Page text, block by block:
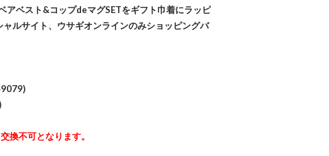
アベスト&コップdeマグSETをギフト巾着にラッピ
ルサイト、ウサギオンラインのみショッピングバ
換不可となります。